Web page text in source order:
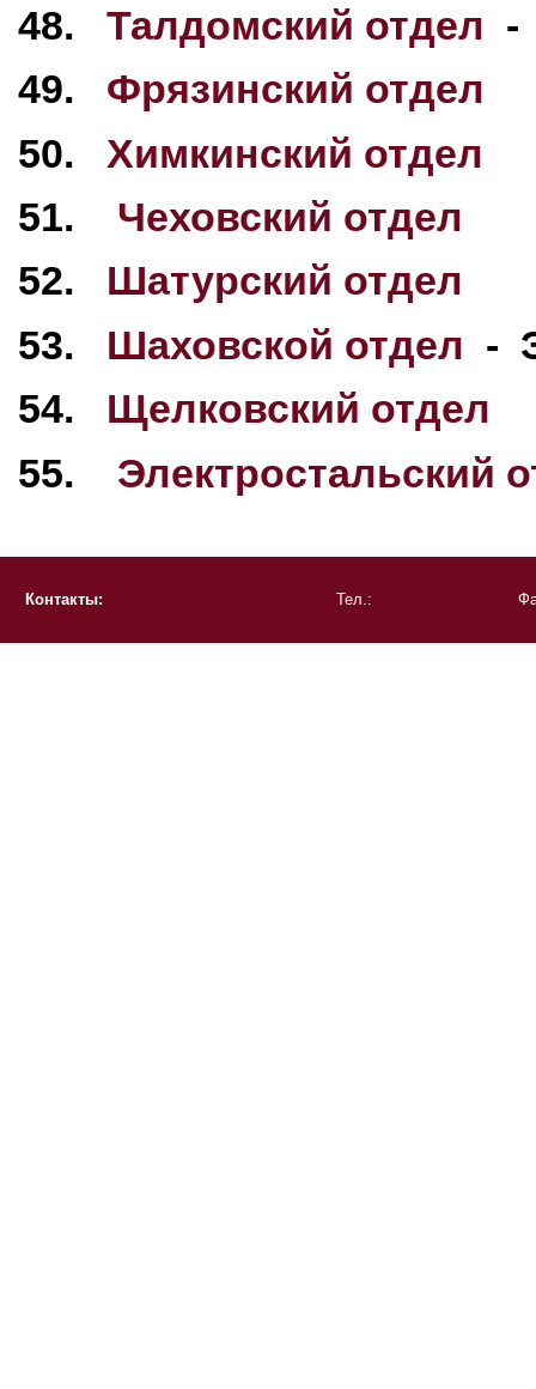
48. Талдомский отдел -
49. Фрязинский отдел
50. Химкинский отдел
51. Чеховский отдел
52. Шатурский отдел
53. Шаховской отдел -
54. Щелковский отдел
55. Электростальский
Контакты: Тел.: